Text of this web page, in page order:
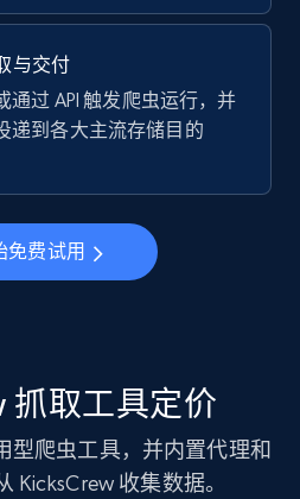
About, Specialties, and
注册使用
Posts count, Is
account, Is
- Collect profile
与交付
通过 API 触发爬虫运行，并
递到各大主流存储目的
免费试用
抓取工具定价
型爬虫工具，并内置代理和
KicksCrew 收集数据。